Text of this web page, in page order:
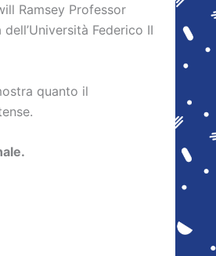
Ramsey Professor
Federico II
quanto il